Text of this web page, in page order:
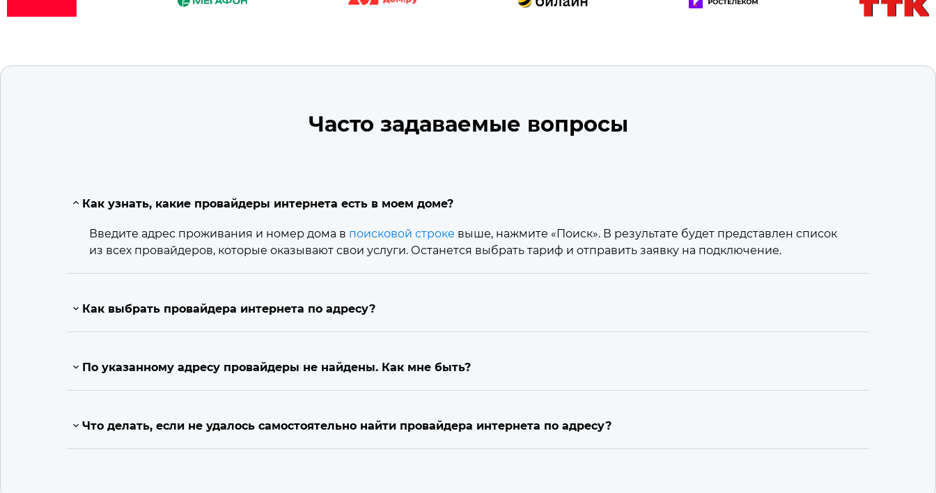
Часто задаваемые вопросы
Как узнать, какие провайдеры интернета есть в моем доме?
Введите адрес проживания и номер дома в поисковой строке выше, нажмите «Поиск». В результате будет представлен список
из всех провайдеров, которые оказывают свои услуги. Останется выбрать тариф и отправить заявку на подключение.
Как выбрать провайдера интернета по адресу?
По указанному адресу провайдеры не найдены. Как мне быть?
Что делать, если не удалось самостоятельно найти провайдера интернета по адресу?